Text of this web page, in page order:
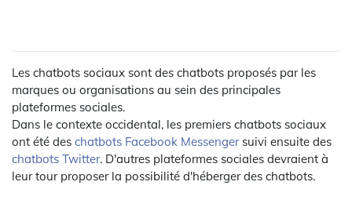
Les chatbots sociaux sont des chatbots proposés par les
marques ou organisations au sein des principales
plateformes sociales.
Dans le contexte occidental, les premiers chatbots sociaux
ont été des chatbots Facebook Messengersuivi ensuite des
chatbots Twitter. D'autres plateformes sociales devraient à
leur tour proposer la possibilité d'héberger des chatbots.